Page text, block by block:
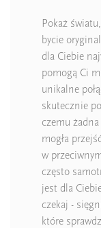
Pokaż
bycie
dla Ciebie
pomogą Ci
unikalne
skutecznie
czemu
mogła
w
często
jest dla
czekaj -
które